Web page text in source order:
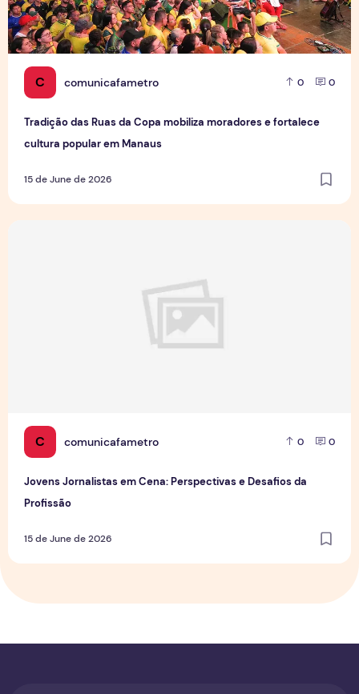
C comunicafametro 0 0
Tradição das Ruas da Copa mobiliza moradores e fortalece
cultura popular em Manaus
15 de June de 2026
C comunicafametro 0 0
Jovens Jornalistas em Cena: Perspectivas e Desafios da
Profissão
15 de June de 2026